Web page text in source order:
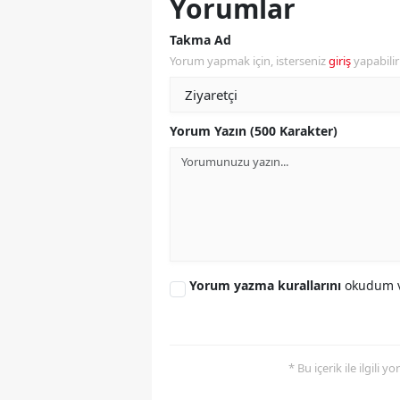
Yorumlar
Takma Ad
Yorum yapmak için, istersenizgiriş
Yorum Yazın (500 Karakter)
Yorum yazma kurallarını okudum
* Bu içerik ile ilgili